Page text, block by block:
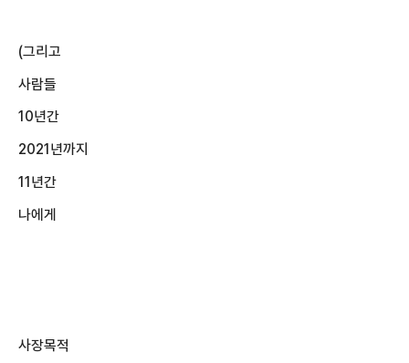
(그리고
사람들
10년간
2021년까지
11년간
나에게
사장목적